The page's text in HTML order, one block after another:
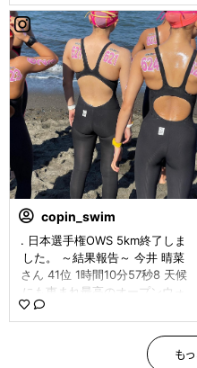
54対54でまさかの同点‼️ 最後は
チームリーダーの一騎打ちで決
着をつけました。 🎉結果は蒼チ
ームの勝利🎉 対抗戦は定期的に
開催していきます！ 今回は参加
出来なかった選手の参加もお待
ちしてます✨ ①全員の集合写真
②リレーの入場シーン ③蒼チ
ームの様子 ④紅チームの様子
⑤各チームリーダーによる同点
決勝です #コパン #コパン可児
#選手 #選手育成 #対抗戦 #紅 #
蒼 #白熱 #お疲れ様 #超元気 #
いでた #また参加してね #copin
_ks0628
copin_swim
. 日本選手権OWS 5km終了しま
した。 ～結果報告～ 今井 晴菜
さん 41位 1時間10分57秒8 天候
にも恵まれ最高のオープンウォ
ーター日和！今日が引退レース
の今井さん、今までの水泳人生
の全てを出し切って最高のレー
スをしてくれました。 本当に良
も